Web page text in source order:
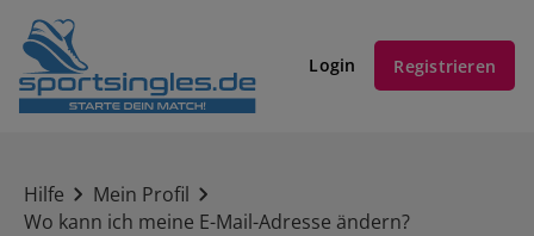
Login Registrieren
Hilfe
Mein Profil
Wo kann ich meine E-Mail-Adresse ändern?